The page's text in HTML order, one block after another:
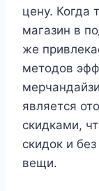
цену. Когда
магазин в
же
методов
является
скидками,
скидок и
вещи.